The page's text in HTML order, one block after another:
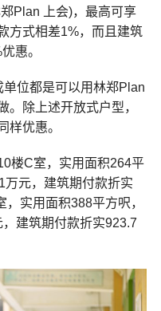
Plan 上会)，最高可享
方式相差1%，而且建筑
惠。
位都是可以用林郑Plan
。除上述开放式户型，
样优惠。
楼C室，实用面积264平
万元，建筑期付款折实
实用面积388平方呎，
建筑期付款折实923.7